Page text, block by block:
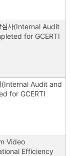
심사(Internal Audit
for GCERTI
(Internal Audit and
for GCERTI
Video
Efficiency